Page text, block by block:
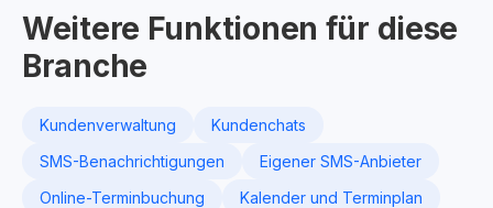
Weitere Funktionen für diese
Branche
Kundenverwaltung
Kundenchats
SMS-Benachrichtigungen
Eigener SMS-Anbieter
Online-Terminbuchung
Kalender und Terminplan